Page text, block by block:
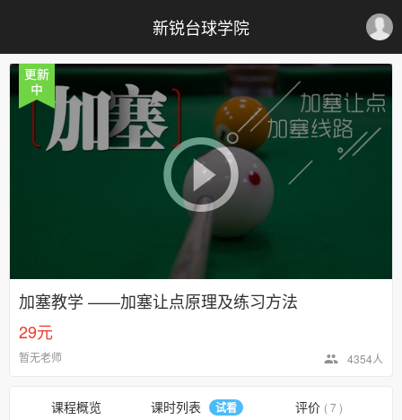
新锐台球学院
加塞教学 ——加塞让点原理及练习方法
29元
暂无老师 4354人
课程概览 课时列表 试看 评价 ( 7 )